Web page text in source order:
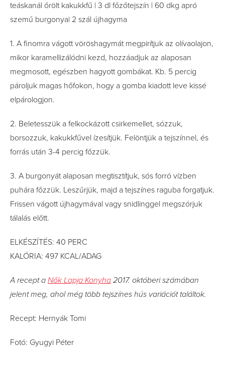
teáskanál őrölt kakukkfű | 3 dl főzőtejszín | 60 dkg apró
szemű burgonya| 2 szál újhagyma
1. A ﬁnomra vágott vöröshagymát megpirítjuk az olívaolajon,
mikor karamellizálódni kezd, hozzáadjuk az alaposan
megmosott, egészben hagyott gombákat. Kb. 5 percig
pároljuk magas hőfokon, hogy a gomba kiadott leve kissé
elpárologjon.
2. Beletesszük a felkockázott csirkemellet, sózzuk,
borsozzuk, kakukkfűvel ízesítjük. Felöntjük a tejszínnel, és
forrás után 3-4 percig főzzük.
3. A burgonyát alaposan megtisztítjuk, sós forró vízben
puhára főzzük. Leszűrjük, majd a tejszínes raguba forgatjuk.
Frissen vágott újhagymával vagy snidlinggel megszórjuk
tálalás előtt.
ELKÉSZÍTÉS: 40 PERC
KALÓRIA: 497 KCAL/ADAG
A recept a Nők Lapja Konyha 2017. októberi számában
jelent meg, ahol még több tejszínes hús variációt találtok.
Recept: Hernyák Tomi
Fotó: Gyugyi Péter